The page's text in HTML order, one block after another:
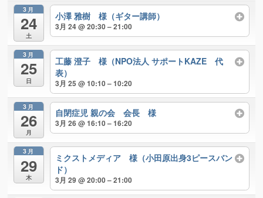
3月
24
土
小澤 雅樹 様（ギター講師）
3月 24 @ 20:30 – 21:00
3月
25
日
工藤 澄子 様（NPO法人 サポートKAZE 代
表）
3月 25 @ 10:10 – 10:20
3月
26
月
自閉症児 親の会 会長 様
3月 26 @ 16:10 – 16:20
3月
29
木
ミクストメディア 様（小田原出身3ピースバン
ド）
3月 29 @ 20:00 – 21:00